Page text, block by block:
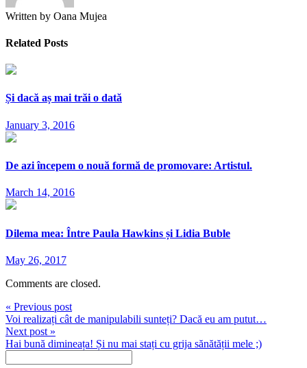
Written by Oana Mujea
Related Posts
Și dacă aș mai trăi o dată
January 3, 2016
De azi începem o nouă formă de promovare: Artistul.
March 14, 2016
Dilema mea: Între Paula Hawkins și Lidia Buble
May 26, 2017
Comments are closed.
« Previous post
Voi realizați cât de manipulabili sunteți? Dacă eu am putut…
Next post »
Hai bună dimineața! Și nu mai stați cu grija sănătății mele ;)